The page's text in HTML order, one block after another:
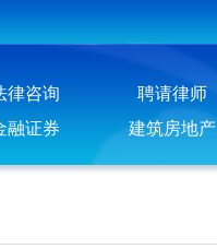
律咨询 聘请律师
融证券 建筑房地产